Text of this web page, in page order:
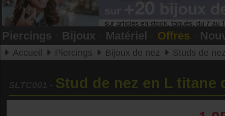
Piercings Bijoux Matériel Offres
Accueil Piercings Bijoux de nez Studs de
Stud de nez en L titane